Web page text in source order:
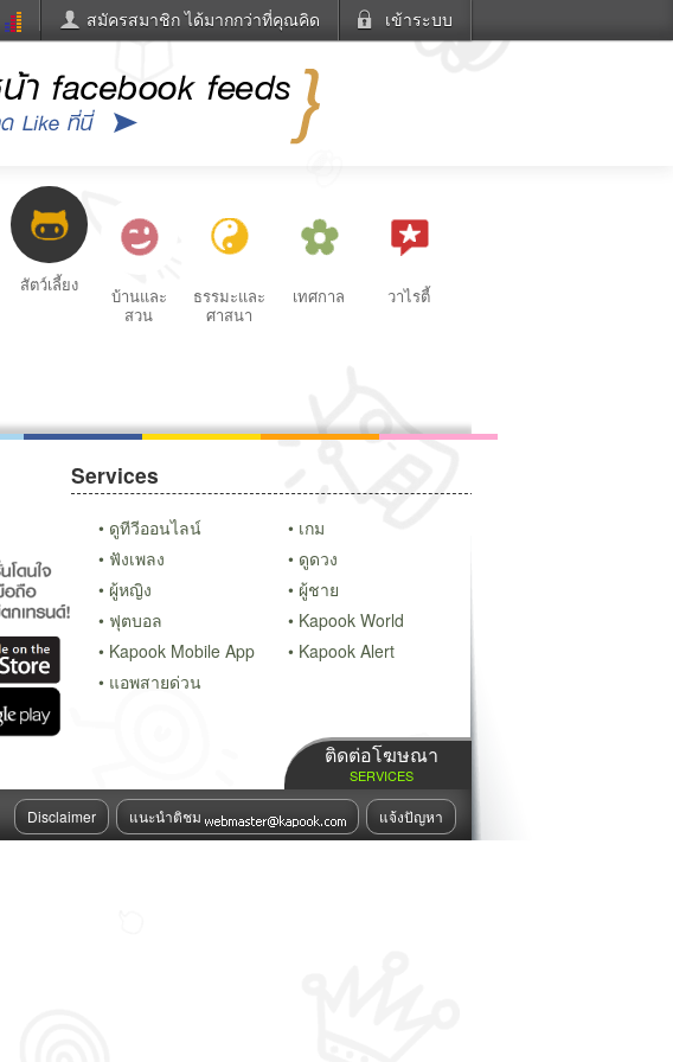
เข้าระบบ
สมัครสมาชิก ได้มากกว่าที่คุณคิด
ดูทีวี
ฟังเพลง
ฟังวิทยุออนไลน์
แชทหมากฮอส
Glitter
สุขภาพ
บ้านและการตกแต่ง
ท่องเที่ยว
iCare
การศึกษา
Email
เข้าระบบด้วย Facebook
สัตว์เลี้ยง
บ้านและ
สวน
ธรรมะและ
ศาสนา
เทศกาล วาไรตี้
กลอน แชทหมากฮอส
Services
ดูทีวีออนไลน์
เกม
ฟังเพลง
ดูดวง
ผู้หญิง
ผู้ชาย
ฟุตบอล
Kapook World
Kapook Mobile App
Kapook Alert
แอพสายด่วน
ติดต่อโฆษณา
SERVICES
แจ้งปัญหา
แนะนำติชม
Disclaimer